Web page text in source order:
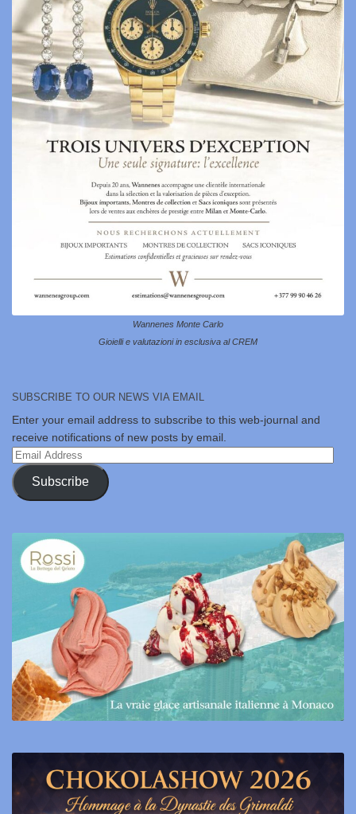
Wannenes Monte Carlo
Gioielli e valutazioni in esclusiva al CREM
SUBSCRIBE TO OUR NEWS VIA EMAIL
Enter your email address to subscribe to this web-journal and
receive notifications of new posts by email.
Email
Address
Subscribe